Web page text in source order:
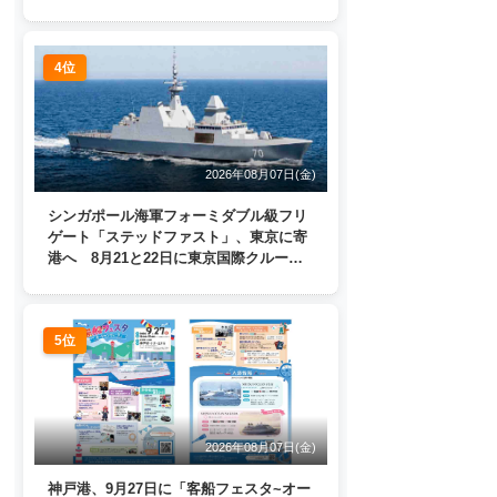
4位
2026年08月07日(金)
シンガポール海軍フォーミダブル級フリ
ゲート「ステッドファスト」、東京に寄
港へ 8月21と22日に東京国際クルーズ
5位
2026年08月07日(金)
神戸港、9月27日に「客船フェスタ~オー